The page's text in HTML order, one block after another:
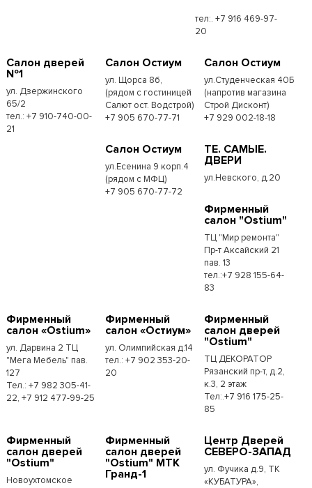
тел:. +7 916 469-97-
20
Салон дверей
№1
ул. Дзержинского
65/2
тел.: +7 910-740-00-
21
Салон Остиум
ул. Щорса 8б,
(рядом с гостиницей
Салют ост. Водстрой)
+7 905 670-77-71
Салон Остиум
ул.Студенческая 40Б
(напротив магазина
Строй Дисконт)
+7 929 002-18-18
Салон Остиум
ул.Есенина 9 корп.4
(рядом с МФЦ)
+7 905 670-77-72
ТЕ. САМЫЕ.
ДВЕРИ
ул.Невского, д.20
Фирменный
салон "Ostium"
ТЦ "Мир ремонта"
Пр-т Аксайский 21
пав. 13
тел.:+7 928 155-64-
83
Фирменный
салон «Ostium»
ул. Дарвина 2 ТЦ
"Мега Мебель" пав.
127
Тел.: +7 982 305-41-
22, +7 912 477-99-25
Фирменный
салон «Остиум»
ул. Олимпийская д.14
тел.: +7 902 353-20-
20
Фирменный
салон дверей
"Ostium"
ТЦ ДЕКОРАТОР
Рязанский пр-т, д.2,
к.3, 2 этаж
Тел:.+7 916 175-25-
85
Фирменный
салон дверей
"Ostium"
Новоухтомское
Фирменный
салон дверей
"Ostium" МТК
Гранд-1
Центр Дверей
СЕВЕРО-ЗАПАД
ул. Фучика д.9, ТК
«КУБАТУРА»,